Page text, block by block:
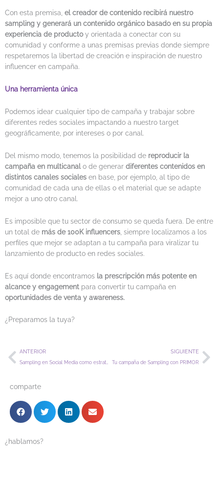
Con esta premisa, el creador de contenido recibirá nuestro
sampling y generará un contenido orgánico basado en su propia
experiencia de productoy orientada a conectar con su
comunidad y conforme a unas premisas previas donde siempre
respetaremos la libertad de creación e inspiración de nuestro
influencer en campaña.
Una herramienta única
Podemos idear cualquier tipo de campaña y trabajar sobre
diferentes redes sociales impactando a nuestro target
geográficamente, por intereses o por canal.
Del mismo modo, tenemos la posibilidad de reproducir la
campaña en multicanal o de generar diferentes contenidos en
distintos canales sociales en base, por ejemplo, al tipo de
comunidad de cada una de ellas o el material que se adapte
mejor a uno otro canal.
Es imposible que tu sector de consumo se queda fuera. De entre
un total de más de 100K influencers , siempre localizamos a los
perfiles que mejor se adaptan a tu campaña para viralizar tu
lanzamiento de producto en redes sociales.
Es aquí donde encontramos la prescripción más potente en
alcance y engagement para convertir tu campaña en
oportunidades de venta y awareness.
¿Preparamos la tuya?
AntANTERIOR
Sampling en Social Media como estrategia
SIGUIENTE
Tu campaña de Sampling con PRIMOR
comparte
¿hablamos?